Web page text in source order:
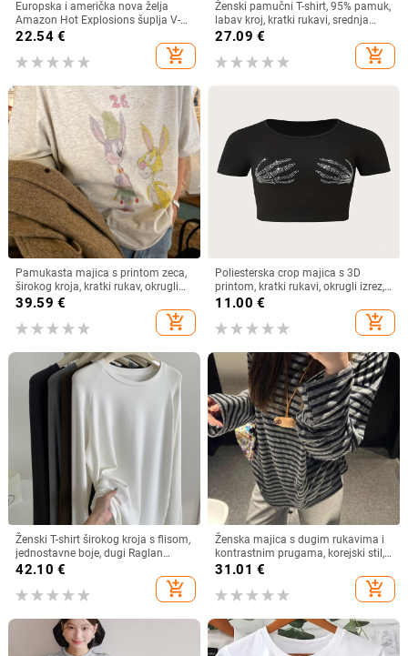
Europska i američka nova želja
Amazon Hot Explosions šuplja V-
izrez kratkih rukava s uskim
rukavima i šišmiš rukavima, nova
majica
22.54€
add_shopping_cart
Ženski pamučni T-shirt, 95% pamuk,
labav kroj, kratki rukavi, srednja
duljina, okrugli izrez
27.09 €
add_shopping_cart
Pamukasta majica s printom zeca,
širokog kroja, kratki rukav, okrugli
izrez, proljeće/ljeto 2025
39.59 €
add_shopping_cart
Poliesterska crop majica s 3D
printom, kratki rukavi, okrugli izrez,
ultra kratka duljina, street hipster
11.00 €
add_shopping_cart
Ženski T-shirt širokog kroja s flisom,
jednostavne boje, dugi Raglan
rukav, zimski osnovni sloj
42.10 €
add_shopping_cart
Ženska majica s dugim rukavima i
kontrastnim prugama, korejski stil,
široki kroj, okrugli izrez
31.01 €
add_shopping_cart